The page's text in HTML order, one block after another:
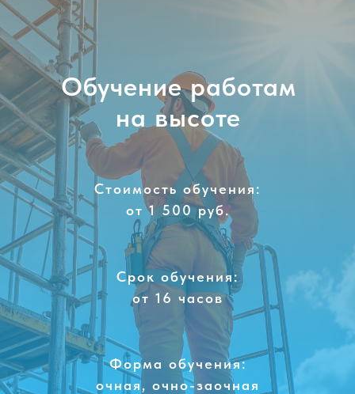
Обучение работам
на высоте
Форма обучения:
очная, очно-заочная
Срок обучения:
от 16 часов
Стоимость обучения:
от 1 500 руб.